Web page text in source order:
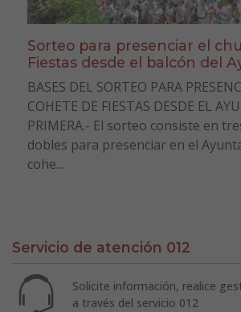
Sorteo para presenciar el
Fiestas desde el balcón del
BASES DEL SORTEO PARA
COHETE DE FIESTAS DESDE EL
PRIMERA.- El sorteo consiste en
dobles para presenciar en el
cohe...
Servicio de atención 012
Solicite información, realice
a través del servicio 012